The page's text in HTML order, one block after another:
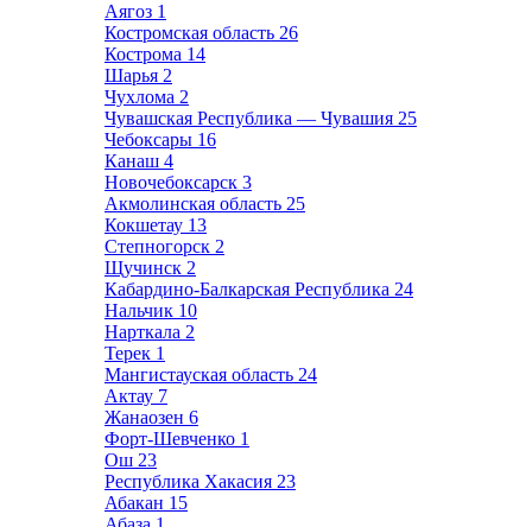
Аягоз 1
Костромская область 26
Кострома 14
Шарья 2
Чухлома 2
Чувашская Республика — Чувашия 25
Чебоксары 16
Канаш 4
Новочебоксарск 3
Акмолинская область 25
Кокшетау 13
Степногорск 2
Щучинск 2
Кабардино-Балкарская Республика 24
Нальчик 10
Нарткала 2
Терек 1
Мангистауская область 24
Актау 7
Жанаозен 6
Форт-Шевченко 1
Ош 23
Республика Хакасия 23
Абакан 15